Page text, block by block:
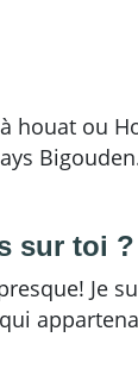
houat ou
sur toi ?
Je